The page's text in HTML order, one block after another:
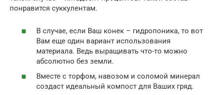
понравится суккулентам.
В случае, если Ваш конек – гидропоника, то вот
Вам еще один вариант использования
материала. Ведь выращивать что-то можно
абсолютно без земли.
Вместе с торфом, навозом и соломой минерал
создаст идеальный компост для Ваших гряд.